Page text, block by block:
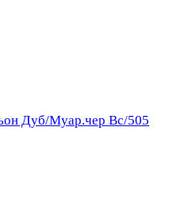
Дуб/Муар.чер Вс/505